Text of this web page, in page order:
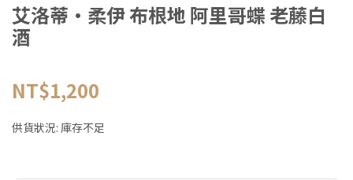
艾洛蒂·柔伊 布根地 阿里哥蝶 老藤白
酒
NT$1,200
供貨狀況: 庫存不足